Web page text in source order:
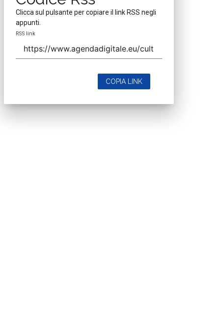
Clicca sul pulsante per copiare il link RSS negli
appunti.
RSS link
COPIA LINK